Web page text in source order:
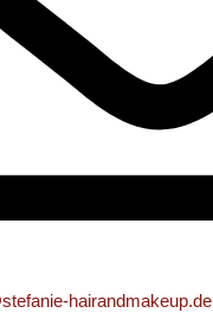
hairandmakeup.de